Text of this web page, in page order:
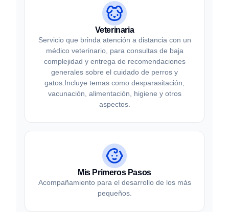
Veterinaria
Servicio que brinda atención a distancia con un
médico veterinario, para consultas de baja
complejidad y entrega de recomendaciones
generales sobre el cuidado de perros y
gatos.Incluye temas como desparasitación,
vacunación, alimentación, higiene y otros
aspectos.
Mis Primeros Pasos
Acompañamiento para el desarrollo de los más
pequeños.